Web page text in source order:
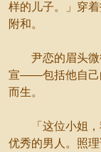
样的儿子。」穿
附和。
尹恋的眉头微
宣——包括他自己
而生。
「这位小姐，
优秀的男人。照